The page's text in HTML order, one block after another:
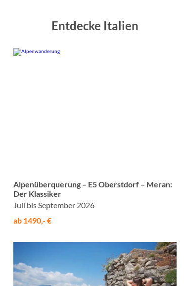
Entdecke Italien
Alpenüberquerung – E5 Oberstdorf – Meran:
Der Klassiker
Juli bis September 2026
ab 1490,- €